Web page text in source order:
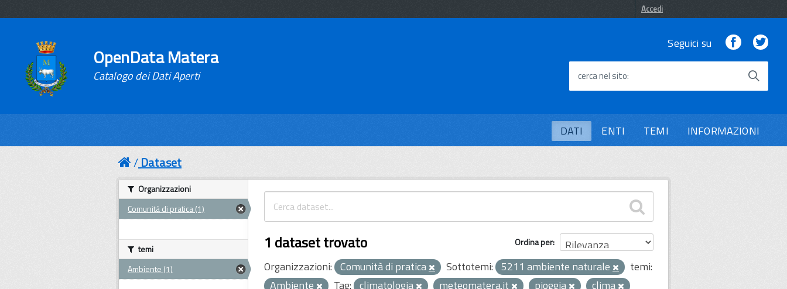
Accedi
OpenData Matera
Catalogo dei Dati Aperti
Seguici su Facebook
cerca nel sito
DATI ENTI TEMI INFORMAZIONI
Dataset
Ordina per
1 dataset trovato
Organizzazioni: Comunità di pratica Sottotemi: 5211 ambiente naturale
temi:
Ambiente
Tag: climatologia meteomatera.it pioggia clima
Organizzazioni
Comunità di pratica (1)
temi
Ambiente (1)